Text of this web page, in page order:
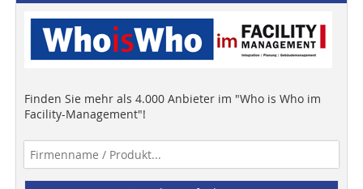
Finden Sie mehr als 4.000 Anbieter im "Who is Who im
Facility-Management"!